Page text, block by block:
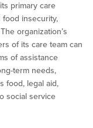
primary care
food insecurity,
organization’s
of its care team can
of assistance
term needs,
food, legal aid,
social service